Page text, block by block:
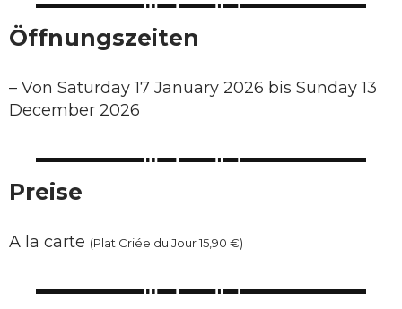
Öffnungszeiten
– Von Saturday 17 January 2026 bis Sunday 13
December 2026
Preise
A la carte (Plat Criée du Jour 15,90 €)